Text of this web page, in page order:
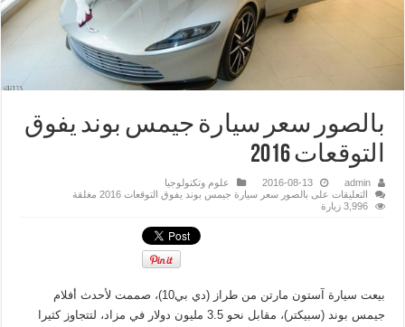
بالصور سعر سيارة جيمس بوند يفوق
التوقعات 2016
admin
2016-08-13
علوم وتكنولوجيا
التعليقات على بالصور سعر سيارة جيمس بوند يفوق التوقعات 2016 مغلقة
3,996 زيارة
بيعت سيارة آستون مارتن من طراز (دي بي10)، صممت لأحدث أفلام
جيمس بوند (سبيكتر)، مقابل نحو 3.5 مليون دولار في مزاد، لتتجاوز كثيرا